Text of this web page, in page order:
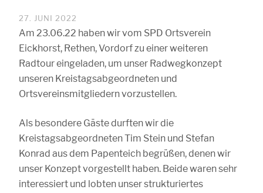
27. JUNI 2022
Am 23.06.22 haben wir vom SPD Ortsverein
Eickhorst, Rethen, Vordorf zu einer weiteren
Radtour eingeladen, um unser Radwegkonzept
unseren Kreistagsabgeordneten und
Ortsvereinsmitgliedern vorzustellen.
Als besondere Gäste durften wir die
Kreistagsabgeordneten Tim Stein und Stefan
Konrad aus dem Papenteich begrüßen, denen wir
unser Konzept vorgestellt haben. Beide waren sehr
interessiert und lobten unser strukturiertes